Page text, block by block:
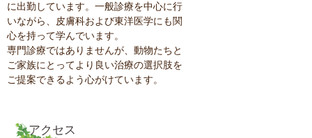
に出勤しています。一般診療を中心に行
いながら、皮膚科および東洋医学にも関
心を持って学んでいます。
専門診療ではありませんが、動物たちと
ご家族にとってより良い治療の選択肢を
ご提案できるよう心がけています。
アクセス